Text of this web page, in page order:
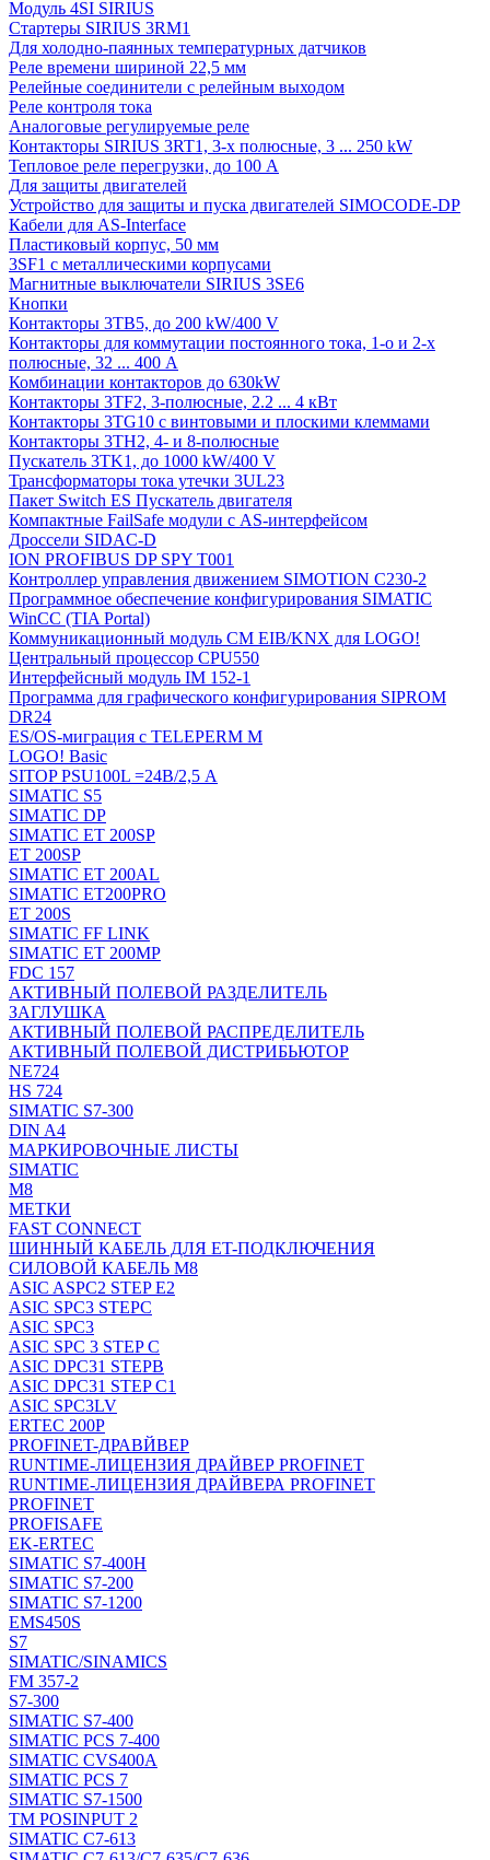
Модуль 4SI SIRIUS
Стартеры SIRIUS 3RM1
Для холодно-паянных температурных датчиков
Реле времени шириной 22,5 мм
Релейные соединители с релейным выходом
Реле контроля тока
Аналоговые регулируемые реле
Контакторы SIRIUS 3RT1, 3-х полюсные, 3 ... 250 kW
Тепловое реле перегрузки, до 100 A
Для защиты двигателей
Устройство для защиты и пуска двигателей SIMOCODE-DP
Кабели для AS-Interface
Пластиковый корпус, 50 мм
3SF1 с металлическими корпусами
Магнитные выключатели SIRIUS 3SE6
Кнопки
Контакторы 3TB5, до 200 kW/400 V
Контакторы для коммутации постоянного тока, 1-о и 2-х
полюсные, 32 ... 400 A
Комбинации контакторов до 630kW
Контакторы 3TF2, 3-полюсные, 2.2 ... 4 кВт
Контакторы 3TG10 c винтовыми и плоскими клеммами
Контакторы 3TH2, 4- и 8-полюсные
Пускатель 3TK1, до 1000 kW/400 V
Трансформаторы тока утечки 3UL23
Пакет Switch ES Пускатель двигателя
Компактные FailSafe модули с AS-интерфейсом
Дроссели SIDAC-D
ION PROFIBUS DP SPY T001
Контроллер управления движением SIMOTION C230-2
Программное обеспечение конфигурирования SIMATIC
WinCC (TIA Portal)
Коммуникационный модуль CM EIB/KNX для LOGO!
Центральный процессор CPU550
Интерфейсный модуль IM 152-1
Программа для графического конфигурирования SIPROM
DR24
ES/OS-миграция с TELEPERM M
LOGO! Basic
SITOP PSU100L =24В/2,5 A
SIMATIC S5
SIMATIC DP
SIMATIC ET 200SP
ET 200SP
SIMATIC ET 200AL
SIMATIC ET200PRO
ET 200S
SIMATIC FF LINK
SIMATIC ET 200MP
FDC 157
АКТИВНЫЙ ПОЛЕВОЙ РАЗДЕЛИТЕЛЬ
ЗАГЛУШКА
АКТИВНЫЙ ПОЛЕВОЙ РАСПРЕДЕЛИТЕЛЬ
АКТИВНЫЙ ПОЛЕВОЙ ДИСТРИБЬЮТОР
NE724
HS 724
SIMATIC S7-300
DIN A4
МАРКИРОВОЧНЫЕ ЛИСТЫ
SIMATIC
M8
МЕТКИ
FAST CONNECT
ШИННЫЙ КАБЕЛЬ ДЛЯ ET-ПОДКЛЮЧЕНИЯ
СИЛОВОЙ КАБЕЛЬ M8
ASIC ASPC2 STEP E2
ASIC SPC3 STEPC
ASIC SPC3
ASIC SPC 3 STEP C
ASIC DPC31 STEPB
ASIC DPC31 STEP C1
ASIC SPC3LV
ERTEC 200P
PROFINET-ДРАВЙВЕР
RUNTIME-ЛИЦЕНЗИЯ ДРАЙВЕР PROFINET
RUNTIME-ЛИЦЕНЗИЯ ДРАЙВЕРА PROFINET
PROFINET
PROFISAFE
EK-ERTEC
SIMATIC S7-400H
SIMATIC S7-200
SIMATIC S7-1200
EMS450S
S7
SIMATIC/SINAMICS
FM 357-2
S7-300
SIMATIC S7-400
SIMATIC PCS 7-400
SIMATIC CVS400A
SIMATIC PCS 7
SIMATIC S7-1500
TM POSINPUT 2
SIMATIC C7-613